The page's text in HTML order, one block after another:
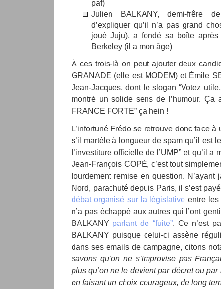
paf)
Julien BALKANY, demi-frêre
d’expliquer qu’il n’a pas grand
joué Juju), a fondé sa boîte
Berkeley (il a mon âge)
À ces trois-là on peut ajouter deux
GRANADE (elle est MODEM) et Émile
Jean-Jacques, dont le slogan “Votez
montré un solide sens de l’humour. Ça
FRANCE FORTE” ça hein !
L’infortuné Frédo se retrouve donc face
s’il martèle à longueur de spam qu’il est
l’investiture officielle de l’UMP” et qu’il
Jean-François COPÉ, c’est tout
lourdement remise en question. N’ayant
Nord, parachuté depuis Paris, il s’est
débat organisé sur la législative entre les
n’a pas échappé aux autres qui l’ont
BALKANY parlant de “fuite”. Ce n’est
BALKANY puisque celui-ci assène
dans ses emails de campagne, citons
savons qu’on ne s’improvise pas
plus qu’on ne le devient par décret ou
en faisant un choix courageux, de long